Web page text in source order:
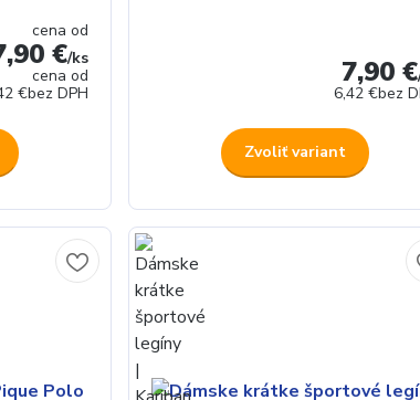
cena od
€/ks
cena od
€bez DPH
7,90 €
6,42 €bez
Zvoliť variant